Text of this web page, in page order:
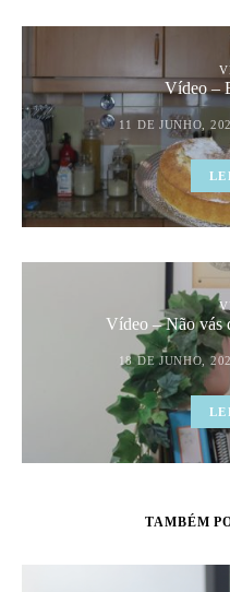
Vídeo –
11 DE JUNHO,
Vídeo – Não vás
18 DE JUNHO,
TAMBÉM